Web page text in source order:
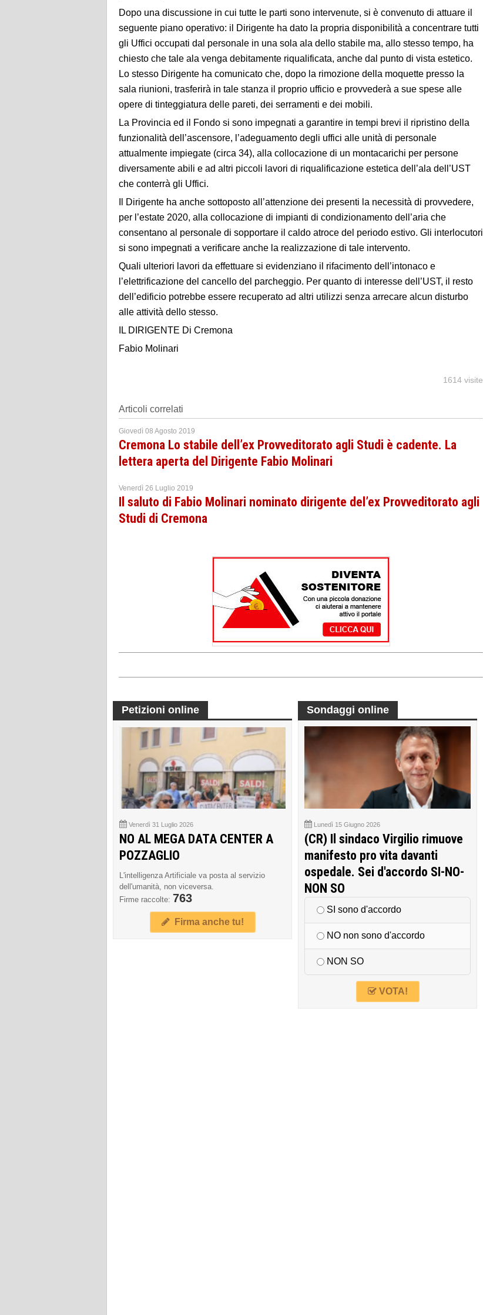
Dopo una discussione in cui tutte le parti sono intervenute, si è convenuto di attuare il
seguente piano operativo: il Dirigente ha dato la propria disponibilità a concentrare tutti
gli Uffici occupati dal personale in una sola ala dello stabile ma, allo stesso tempo, ha
chiesto che tale ala venga debitamente riqualificata, anche dal punto di vista estetico.
Lo stesso Dirigente ha comunicato che, dopo la rimozione della moquette presso la
sala riunioni, trasferirà in tale stanza il proprio ufficio e provvederà a sue spese alle
opere di tinteggiatura delle pareti, dei serramenti e dei mobili.
La Provincia ed il Fondo si sono impegnati a garantire in tempi brevi il ripristino della
funzionalità dell’ascensore, l’adeguamento degli uffici alle unità di personale
attualmente impiegate (circa 34), alla collocazione di un montacarichi per persone
diversamente abili e ad altri piccoli lavori di riqualificazione estetica dell’ala dell’UST
che conterrà gli Uffici.
Il Dirigente ha anche sottoposto all’attenzione dei presenti la necessità di provvedere,
per l’estate 2020, alla collocazione di impianti di condizionamento dell’aria che
consentano al personale di sopportare il caldo atroce del periodo estivo. Gli interlocutori
si sono impegnati a verificare anche la realizzazione di tale intervento.
Quali ulteriori lavori da effettuare si evidenziano il rifacimento dell’intonaco e
l’elettrificazione del cancello del parcheggio. Per quanto di interesse dell’UST, il resto
dell’edificio potrebbe essere recuperato ad altri utilizzi senza arrecare alcun disturbo
alle attività dello stesso.
IL DIRIGENTE Di Cremona
Fabio Molinari
1614 visite
Articoli correlati
Giovedì 08 Agosto 2019
Cremona Lo stabile dell’ex Provveditorato agli Studi è cadente. La
lettera aperta del Dirigente Fabio Molinari
Venerdì 26 Luglio 2019
Il saluto di Fabio Molinari nominato dirigente del’ex Provveditorato agli
Studi di Cremona
Petizioni online
Venerdì 31 Luglio 2026
NO AL MEGA DATA CENTER A
POZZAGLIO
L'intelligenza Artificiale va posta al servizio
dell'umanità, non viceversa.
Firme raccolte: 763
Firma anche tu!
Sondaggi online
Lunedì 15 Giugno 2026
(CR) Il sindaco Virgilio rimuove
manifesto pro vita davanti
ospedale. Sei d'accordo SI-NO-
NON SO
SI sono d'accordo
NO non sono d'accordo
NON SO
VOTA!